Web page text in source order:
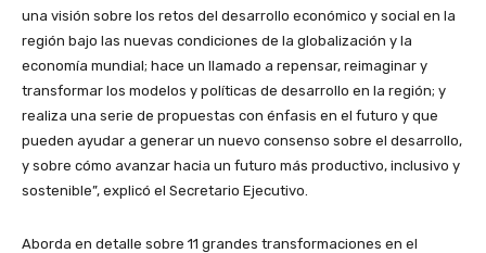
una visión sobre los retos del desarrollo económico y social en la
región bajo las nuevas condiciones de la globalización y la
economía mundial; hace un llamado a repensar, reimaginar y
transformar los modelos y políticas de desarrollo en la región; y
realiza una serie de propuestas con énfasis en el futuro y que
pueden ayudar a generar un nuevo consenso sobre el desarrollo,
y sobre cómo avanzar hacia un futuro más productivo, inclusivo y
sostenible”, explicó el Secretario Ejecutivo.
Aborda en detalle sobre 11 grandes transformaciones en el